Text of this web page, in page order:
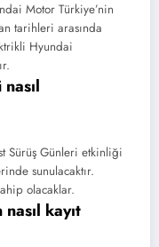
Motor Türkiye’nin
tarihleri arasında
Hyundai
Sürüş Günleri etkinliği
sunulacaktır.
olacaklar.
kayıt